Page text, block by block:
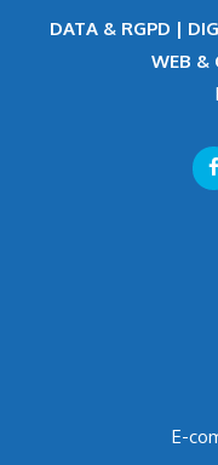
DATA & RGPD |
WEB &
E-